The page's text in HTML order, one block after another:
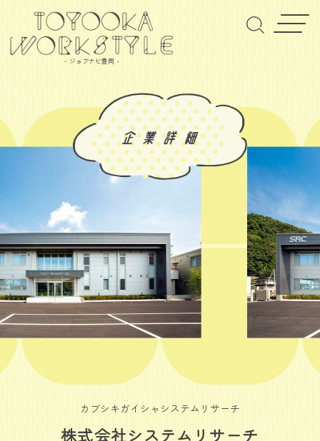
- ジョブナビ豊岡 -
カブシキガイシャシステムリサーチ
株式会社システムリサーチ